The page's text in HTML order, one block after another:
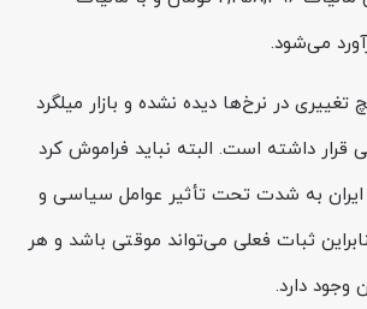
در نرخ‌ها دیده نشده و بازار میلگرد
قرار داشته است. البته نباید فراموش کرد
ایران به شدت تحت تأثیر عوامل سیاسی و
ثبات فعلی می‌تواند موقتی باشد و هر
وجود دارد.